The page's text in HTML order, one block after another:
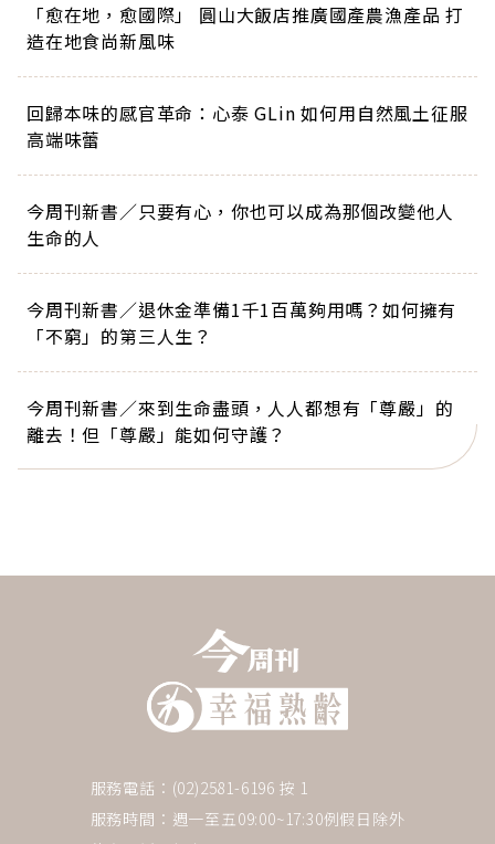
「愈在地，愈國際」 圓山大飯店推廣國產農漁產品 打
造在地食尚新風味
回歸本味的感官革命：心泰 GLin 如何用自然風土征服
高端味蕾
今周刊新書／只要有心，你也可以成為那個改變他人
生命的人
今周刊新書／退休金準備1千1百萬夠用嗎？如何擁有
「不窮」的第三人生？
今周刊新書／來到生命盡頭，人人都想有「尊嚴」的
離去！但「尊嚴」能如何守護？
服務電話：(02)2581-6196 按 1
服務時間：週一至五09:00~17:30例假日除外